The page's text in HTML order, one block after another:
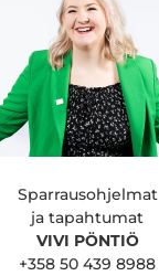
Sparrausohjelmat
ja tapahtumat
VIVI PÖNTIÖ
+358 50 439 8988